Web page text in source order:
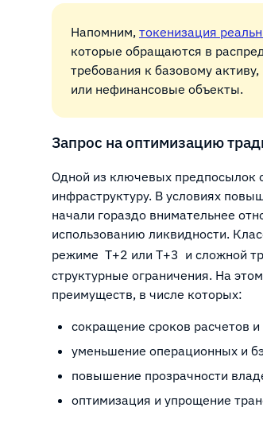
Напомним, токенизация
которые обращаются в
требования к базовому
или нефинансовые объекты.
Запрос на оптимизацию
Одной из ключевых предпосылок
инфраструктуру. В условиях
начали гораздо внимательнее
использованию ликвидности.
режиме T+2 или T+3 и сложной
структурные ограничения. На
преимуществ, в числе которых:
сокращение сроков расчетов
уменьшение операционных и
повышение прозрачности
оптимизация и упрощение